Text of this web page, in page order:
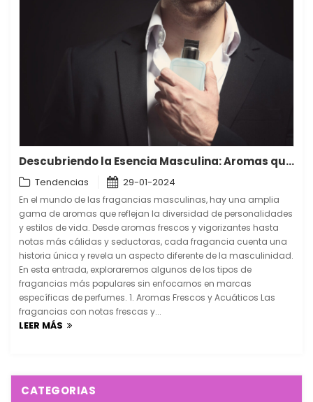
Descubriendo la Esencia Masculina: Aromas que Definen la Personalidad
Tendencias 29-01-2024
En el mundo de las fragancias masculinas, hay una amplia
gama de aromas que reflejan la diversidad de personalidades
y estilos de vida. Desde aromas frescos y vigorizantes hasta
notas más cálidas y seductoras, cada fragancia cuenta una
historia única y revela un aspecto diferente de la masculinidad.
En esta entrada, exploraremos algunos de los tipos de
fragancias más populares sin enfocarnos en marcas
específicas de perfumes. 1. Aromas Frescos y Acuáticos Las
fragancias con notas frescas y...
LEER MÁS
CATEGORIAS